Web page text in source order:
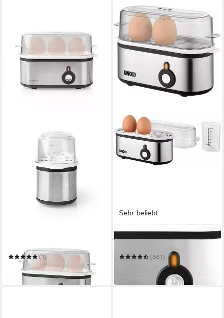
(1)
21,99 €
in 2-3 Werktagen bei dir
Sehr beliebt
UNOLD
(561)
in 1-2 Werktagen bei dir